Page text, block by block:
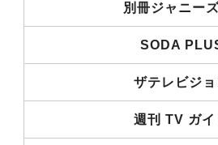
別冊ジャニー
SODA
ザテレビジョ
週刊 TV ガイ